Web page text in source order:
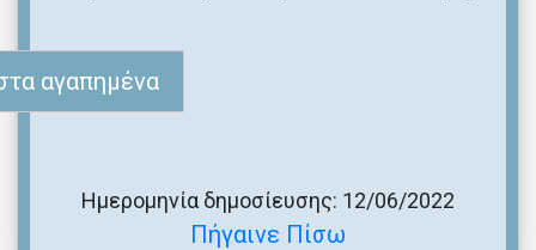
αγαπημένα
Πήγαινε Πίσω
Ημερομηνία δημοσίευσης: 12/06/2022